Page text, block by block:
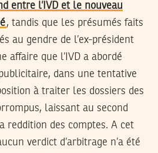
entre l’IVD et le nouveau
, tandis que les présumés faits
au gendre de l’ex-président
affaire que l’IVD a abordé
dans une tentative
à traiter les dossiers des
laissant au second
reddition des comptes. A cet
verdict d’arbitrage n’a été